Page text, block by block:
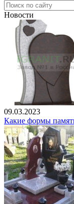
Новости
09.03.2023
Какие формы